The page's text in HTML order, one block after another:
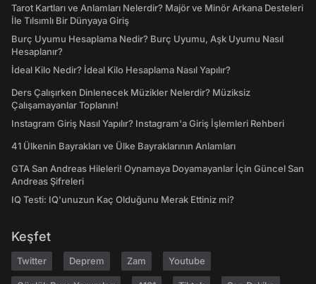
Tarot Kartları ve Anlamları Nelerdir? Majör ve Minör Arkana Desteleri
İle Tılsımlı Bir Dünyaya Giriş
Burç Uyumu Hesaplama Nedir? Burç Uyumu, Aşk Uyumu Nasıl
Hesaplanır?
İdeal Kilo Nedir? İdeal Kilo Hesaplama Nasıl Yapılır?
Ders Çalışırken Dinlenecek Müzikler Nelerdir? Müziksiz
Çalışamayanlar Toplanın!
Instagram Giriş Nasıl Yapılır? Instagram'a Giriş İşlemleri Rehberi
41 Ülkenin Bayrakları ve Ülke Bayraklarının Anlamları
GTA San Andreas Hileleri! Oynamaya Doyamayanlar İçin Güncel San
Andreas Şifreleri
IQ Testi: IQ'unuzun Kaç Olduğunu Merak Ettiniz mi?
Keşfet
Twitter Deprem Zam Youtube